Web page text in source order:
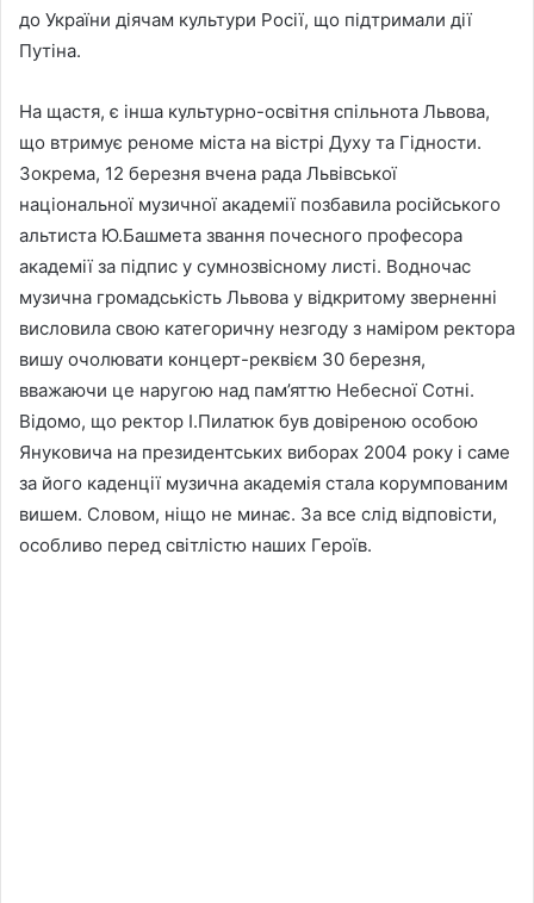
до України діячам культури Росії, що підтримали дії
Путіна.
На щастя, є інша культурно-освітня спільнота Львова,
що втримує реноме міста на вістрі Духу та Гідности.
Зокрема, 12 березня вчена рада Львівської
національної музичної академії позбавила російського
альтиста Ю.Башмета звання почесного професора
академії за підпис у сумнозвісному листі. Водночас
музична громадськість Львова у відкритому зверненні
висловила свою категоричну незгоду з наміром ректора
вишу очолювати концерт-реквієм 30 березня,
вважаючи це наругою над пам’яттю Небесної Сотні.
Відомо, що ректор І.Пилатюк був довіреною особою
Януковича на президентських виборах 2004 року і саме
за його каденції музична академія стала корумпованим
вишем. Словом, ніщо не минає. За все слід відповісти,
особливо перед світлістю наших Героїв.